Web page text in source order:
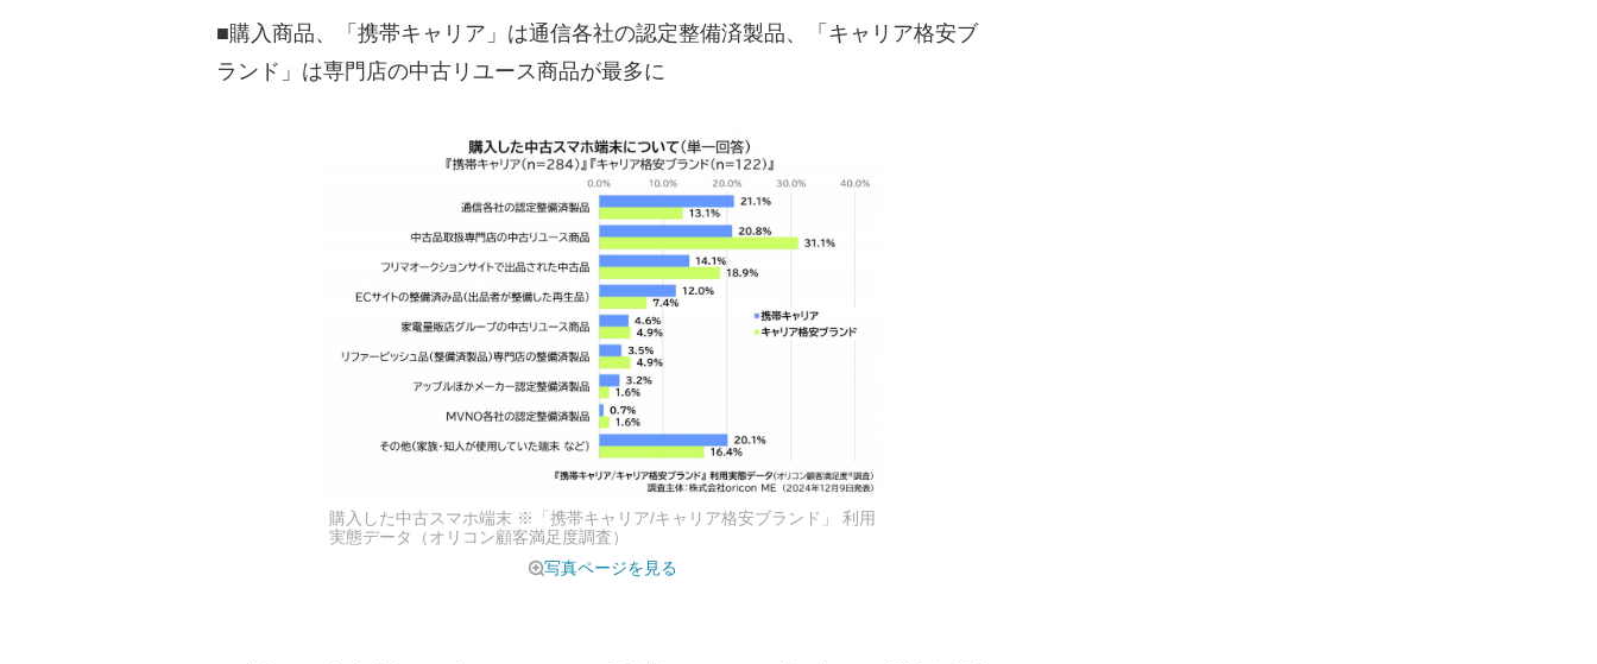
■購入商品、「携帯キャリア」は通信各社の認定整備済製品、「キャリア格安ブ
ランド」は専門店の中古リユース商品が最多に
購入した中古スマホ端末 ※「携帯キャリア/キャリア格安ブランド」 利用
実態データ（オリコン顧客満足度調査）
写真ページを見る